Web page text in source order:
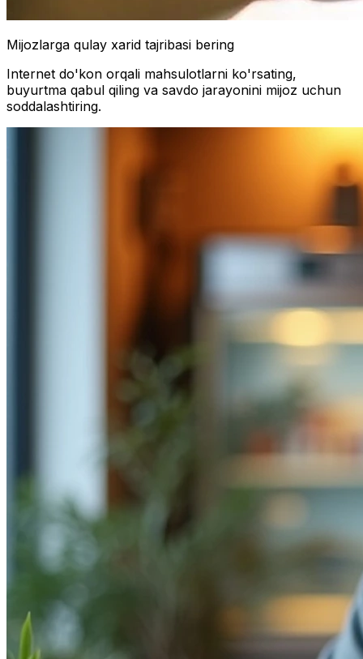
Mijozlarga qulay xarid tajribasi bering
Internet do'kon orqali mahsulotlarni ko'rsating,
buyurtma qabul qiling va savdo jarayonini mijoz uchun
soddalashtiring.